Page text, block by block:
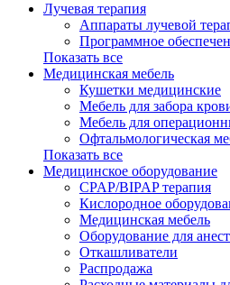
Лучевая терапия
Аппараты лучевой
Программное
Показать все
Медицинская мебель
Кушетки медицинские
Мебель для забора
Мебель для
Офтальмологическая
Показать все
Медицинское оборудование
CPAP/BIPAP терапия
Кислородное
Медицинская мебель
Оборудование для
Откашливатели
Распродажа